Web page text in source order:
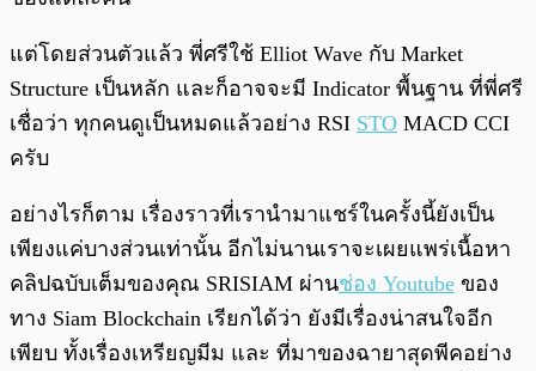
แต่โดยส่วนตัวแล้ว พี่ศรีใช้ Elliot Wave กับ Market
Structure เป็นหลัก และก็อาจจะมี Indicator พื้นฐาน ที่พี่ศรี
เชื่อว่า ทุกคนดูเป็นหมดแล้วอย่าง RSI STO MACD CCI
ครับ
อย่างไรก็ตาม เรื่องราวที่เรานำมาแชร์ในครั้งนี้ยังเป็น
เพียงแค่บางส่วนเท่านั้น อีกไม่นานเราจะเผยแพร่เนื้อหา
คลิปฉบับเต็มของคุณ SRISIAM ผ่านช่อง Youtube ของ
ทาง Siam Blockchain เรียกได้ว่า ยังมีเรื่องน่าสนใจอีก
เพียบ ทั้งเรื่องเหรียญมีม และ ที่มาของฉายาสุดพีคอย่าง